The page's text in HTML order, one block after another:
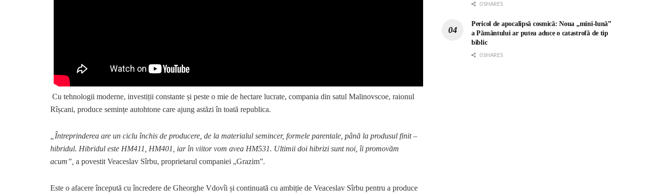
Cu tehnologii moderne, investiții constante și peste o mie de hectare lucrate, compania din satul Malinovscoe, raionul
Rîșcani, produce semințe autohtone care ajung astăzi în toată republica.
„Întreprinderea are un ciclu închis de producere, de la materialul semincer, formele parentale, până la produsul finit –
hibridul. Hibridul este HM411, HM401, iar în viitor vom avea HM531. Ultimii doi hibrizi sunt noi, îi promovăm
acum”, a povestit Veaceslav Sîrbu, proprietarul companiei „Grazim”.
Este o afacere începută cu încredere de Gheorghe Vdovîi și continuată cu ambiție de Veaceslav Sîrbu pentru a produce
0 SHARES
Pericol de apocalipsă cosmică: Noua „mini-lună”
a Pământului ar putea aduce o catastrofă de tip
biblic
0 SHARES